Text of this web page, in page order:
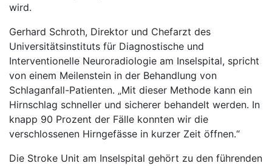
wird.
Gerhard Schroth, Direktor und Chefarzt des
Universitätsinstituts für Diagnostische und
Interventionelle Neuroradiologie am Inselspital, spricht
von einem Meilenstein in der Behandlung von
Schlaganfall-Patienten. „Mit dieser Methode kann ein
Hirnschlag schneller und sicherer behandelt werden. In
knapp 90 Prozent der Fälle konnten wir die
verschlossenen Hirngefässe in kurzer Zeit öffnen.“
Die Stroke Unit am Inselspital gehört zu den führenden